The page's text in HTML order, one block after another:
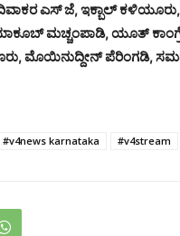
ದಿವಾಕರ ಎಸ್ ಜೆ, ಇಕ್ಬಾಲ್
ಮಚ್ಚಂಪಾಡಿ, ಯೂತ್
ಮೊಯಿನುದ್ದೀನ್ ಪೆರಿಂಗಡಿ,
#v4news karnataka #v4stream